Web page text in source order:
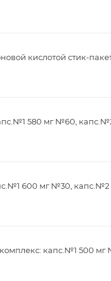
кислотой стик-
580 мг №60,
600 мг №30,
капс.№1 500